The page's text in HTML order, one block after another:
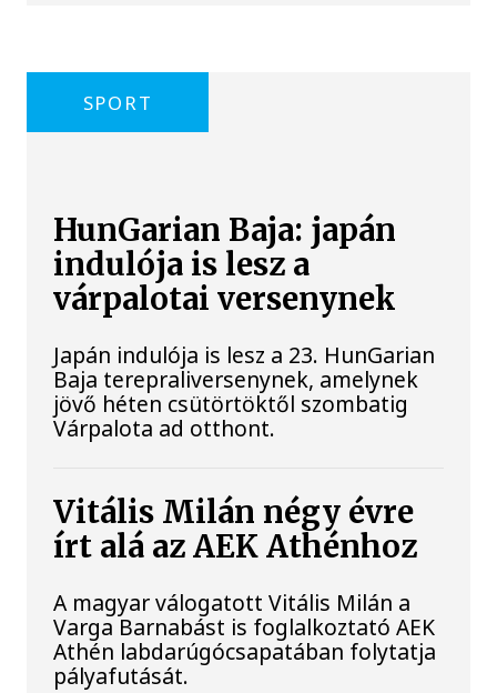
SPORT
HunGarian Baja: japán
indulója is lesz a
várpalotai versenynek
Japán indulója is lesz a 23. HunGarian
Baja terepraliversenynek, amelynek
jövő héten csütörtöktől szombatig
Várpalota ad otthont.
Vitális Milán négy évre
írt alá az AEK Athénhoz
A magyar válogatott Vitális Milán a
Varga Barnabást is foglalkoztató AEK
Athén labdarúgócsapatában folytatja
pályafutását.